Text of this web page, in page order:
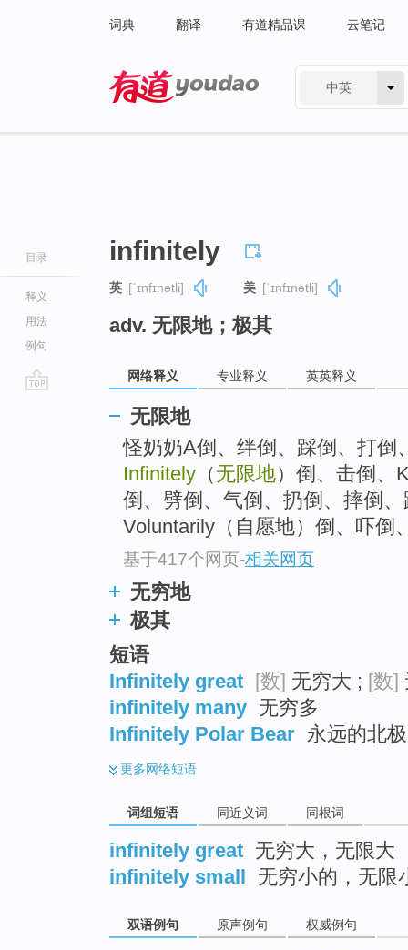
词典 翻译 有道精品课 云笔记
中英
目录
释义
用法
例句
infinitely
英 [ˈɪnfɪnətli] 美 [ˈɪnfɪnətli]
adv. 无限地；极其
网络释义 专业释义 英英释义
无限地
怪奶奶A倒、绊倒、踩倒、打倒
Infinitely （无限地）倒、击倒、
倒、劈倒、气倒、扔倒、摔倒
Voluntarily（自愿地）倒、吓倒
基于417个网页-相关网页
无穷地
极其
短语
Infinitely great
[数] 无穷大 ; [数]
infinitely many 无穷多
Infinitely Polar Bear 永远的北
更多网络短语
词组短语 同近义词 同根词
infinitely great 无穷大，无限大
infinitely small 无穷小的，无限
双语例句 原声例句 权威例句